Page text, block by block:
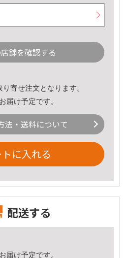
舗を確認する
寄せ注文となります。
届け予定です。
法・送料について
に入れる
配送する
届け予定です。